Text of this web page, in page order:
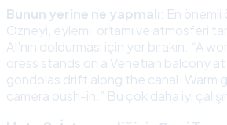
Bunun yerine ne yapmalı: En önemli
Özneyi, eylemi, ortamı ve atmosferi
AI’nın doldurması için yer bırakın. “A
dress stands on a Venetian balcony
gondolas drift along the canal. Warm
camera push-in.” Bu çok daha iyi